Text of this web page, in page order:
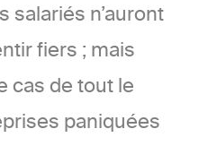
salariés n’auront
fiers ; mais
cas de tout le
paniquées